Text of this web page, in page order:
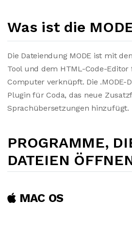
Was ist die
Die Dateiendung MODE ist mit
Tool und dem HTML-Code-
Computer verknüpft. Die .MODE-
Plugin für Coda, das neue
Sprachübersetzungen hinzufügt.
PROGRAMME,
DATEIEN
MAC OS